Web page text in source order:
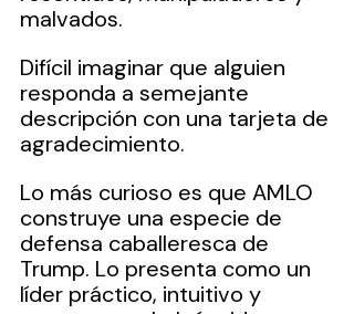
malvados.
Difícil imaginar que alguien
responda a semejante
descripción con una tarjeta de
agradecimiento.
Lo más curioso es que AMLO
construye una especie de
defensa caballeresca de
Trump. Lo presenta como un
líder práctico, intuitivo y